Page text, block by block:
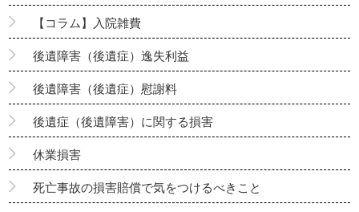
【コラム】入院雑費
後遺障害（後遺症）逸失利益
後遺障害（後遺症）慰謝料
後遺症（後遺障害）に関する損害
休業損害
死亡事故の損害賠償で気をつけるべきこと